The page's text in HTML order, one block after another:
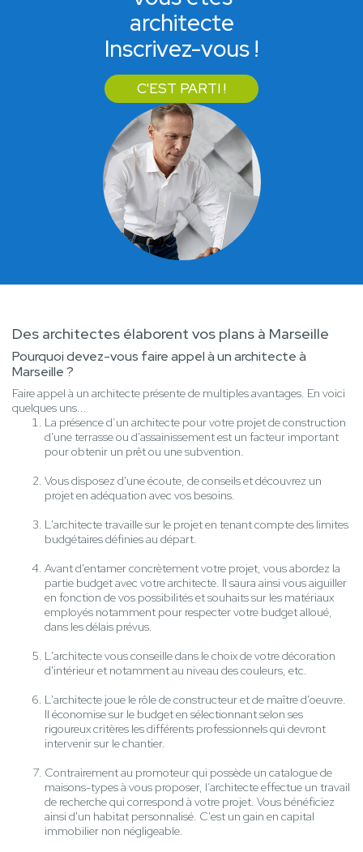
architecte
Inscrivez-vous !
C'EST PARTI !
Des architectes élaborent vos plans à Marseille
Pourquoi devez-vous faire appel à un architecte à
Marseille ?
Faire appel à un architecte présente de multiples avantages. En voici
quelques uns...
La présence d’un architecte pour votre projet de construction
d'une terrasse ou d'assainissement est un facteur important
pour obtenir un prêt ou une subvention.
Vous disposez d'une écoute, de conseils et découvrez un
projet en adéquation avec vos besoins.
L'architecte travaille sur le projet en tenant compte des limites
budgétaires définies au départ.
Avant d'entamer concrètement votre projet, vous abordez la
partie budget avec votre architecte. Il saura ainsi vous aiguiller
en fonction de vos possibilités et souhaits sur les matériaux
employés notamment pour respecter votre budget alloué,
dans les délais prévus.
L'architecte vous conseille dans le choix de votre décoration
d'intérieur et notamment au niveau des couleurs, etc.
L'architecte joue le rôle de constructeur et de maître d'oeuvre.
Il économise sur le budget en sélectionnant selon ses
rigoureux critères les différents professionnels qui devront
intervenir sur le chantier.
Contrairement au promoteur qui possède un catalogue de
maisons-types à vous proposer, l’architecte effectue un travail
de recherche qui correspond à votre projet. Vous bénéficiez
ainsi d'un habitat personnalisé. C'est un gain en capital
immobilier non négligeable.